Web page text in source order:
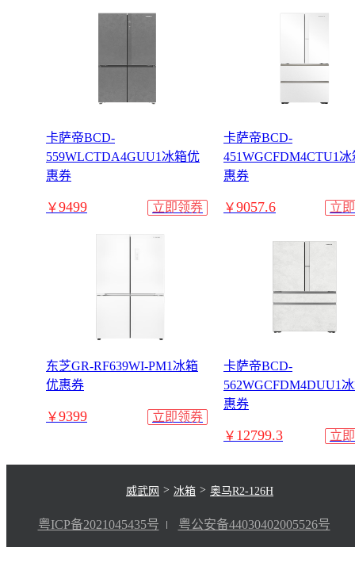
卡萨帝BCD-
559WLCTDA4GUU1冰箱优
惠券
￥9499 立即领券
卡萨帝BCD-
451WGCFDM4CTU1
惠券
￥9057.6 立
东芝GR-RF639WI-PM1冰箱
优惠券
￥9399 立即领券
卡萨帝BCD-
562WGCFDM4DUU1
惠券
￥ 12799.3 立
威武网 > 冰箱 > 奥马R2-126H
粤ICP备2021045435号 粤公安备44030402005526号